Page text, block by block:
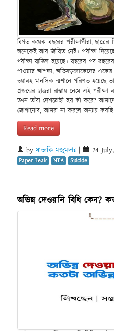
বিগত কয়েক বছরের পরীক্ষার্থীরা,
অনেকেই আর জীবিত নেই। পরীক্ষা
পরীক্ষা বাতিল হয়েছে। বছরের পর
পাওয়ার আশঙ্কা, অতিবড়লোকেদের
ভয়াবহ মানসিক স্মশানে পরিণত হয়েছে
প্রজন্মের ছাত্ররা রাস্তায় নেমে এই পরীক্ষা
তখন তাঁরা দেশদ্রোহী হয় কী করে?
জোগানোর, আমরা না করলে অন্যায়
Read more
byসাত্যকি মজুমদার| 24
Paper Leak
NTA Suicide
অভিন্ন দেওয়ানি বিধি কেন?